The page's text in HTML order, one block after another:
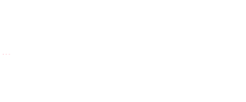
…